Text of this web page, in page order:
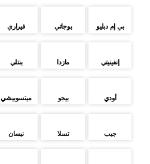
فيراري بوجاتي بي إم دبليو
بنتلي مازدا إنفينيتي
ميتسوبيشي بيجو أودي
نيسان تسلا جيب